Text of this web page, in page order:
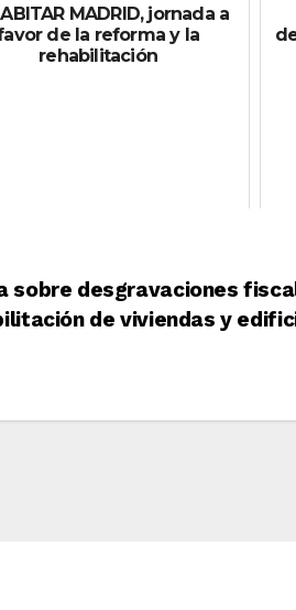
MADRID, jornada a
de la reforma y la
rehabilitación
sobre desgravaciones
de viviendas y